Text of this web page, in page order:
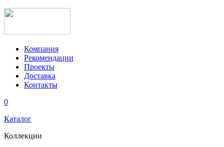
Компания
Рекомендации
Проекты
Доставка
Контакты
0
Каталог
Коллекции